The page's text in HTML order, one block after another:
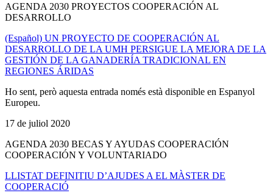
AGENDA 2030 PROYECTOS COOPERACIÓN AL
DESARROLLO
(Español) UN PROYECTO DE COOPERACIÓN AL
DESARROLLO DE LA UMH PERSIGUE LA MEJORA DE LA
GESTIÓN DE LA GANADERÍA TRADICIONAL EN
REGIONES ÁRIDAS
Ho sent, però aquesta entrada només està disponible en Espanyol
Europeu.
17 de juliol 2020
AGENDA 2030 BECAS Y AYUDAS COOPERACIÓN
COOPERACIÓN Y VOLUNTARIADO
LLISTAT DEFINITIU D’AJUDES A EL MÀSTER DE
COOPERACIÓ